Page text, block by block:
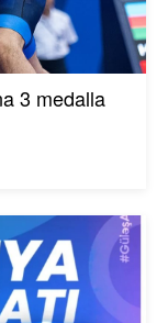
3 medalla